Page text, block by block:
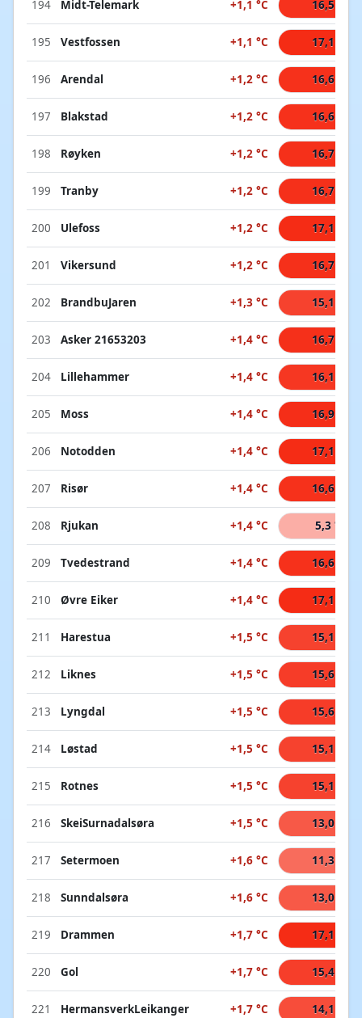
194 Midt-Telemark +1,1 °C 16,5 °C
195 Vestfossen +1,1 °C 17,1 °C
196 Arendal +1,2 °C 16,6 °C
197 Blakstad +1,2 °C 16,6 °C
198 Røyken +1,2 °C 16,7 °C
199 Tranby +1,2 °C 16,7 °C
200 Ulefoss +1,2 °C 17,1 °C
201 Vikersund +1,2 °C 16,7 °C
202 BrandbuJaren +1,3 °C 15,1 °C
203 Asker 21653203 +1,4 °C 16,7 °C
204 Lillehammer +1,4 °C 16,1 °C
205 Moss +1,4 °C 16,9 °C
206 Notodden +1,4 °C 17,1 °C
207 Risør +1,4 °C 16,6 °C
208 Rjukan +1,4 °C 5,3 °C
209 Tvedestrand +1,4 °C 16,6 °C
210 Øvre Eiker +1,4 °C 17,1 °C
211 Harestua +1,5 °C 15,1 °C
212 Liknes +1,5 °C 15,6 °C
213 Lyngdal +1,5 °C 15,6 °C
214 Løstad +1,5 °C 15,1 °C
215 Rotnes +1,5 °C 15,1 °C
216 SkeiSurnadalsøra +1,5 °C 13,0 °C
217 Setermoen +1,6 °C 11,3 °C
218 Sunndalsøra +1,6 °C 13,0 °C
219 Drammen +1,7 °C 17,1 °C
220 Gol +1,7 °C 15,4 °C
221 HermansverkLeikanger +1,7 °C 14,1 °C